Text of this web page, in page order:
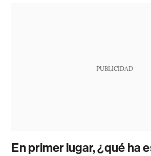
PUBLICIDAD
En primer lugar, ¿qué ha